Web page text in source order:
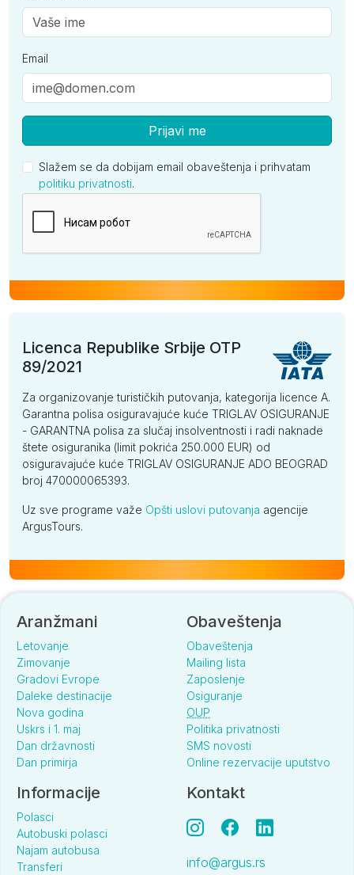
Email
Prijavi me
Slažem se da dobijam email obaveštenja i prihvatam
politiku privatnosti.
Licenca Republike Srbije OTP
89/2021
Za organizovanje turističkih putovanja, kategorija licence A.
Garantna polisa osiguravajuće kuće TRIGLAV OSIGURANJE
- GARANTNA polisa za slučaj insolventnosti i radi naknade
štete osiguranika (limit pokrića 250.000 EUR) od
osiguravajuće kuće TRIGLAV OSIGURANJE ADO BEOGRAD
broj 470000065393.
Uz sve programe važe Opšti uslovi putovanja agencije
ArgusTours.
Aranžmani
Letovanje
Zimovanje
Gradovi Evrope
Daleke destinacije
Nova godina
Uskrs i 1. maj
Dan državnosti
Dan primirja
Obaveštenja
Obaveštenja
Mailing lista
Zaposlenje
Osiguranje
OUP
Politika privatnosti
SMS novosti
Online rezervacije uputstvo
Informacije
Polasci
Autobuski polasci
Najam autobusa
Transferi
Kontakt
info@argus.rs